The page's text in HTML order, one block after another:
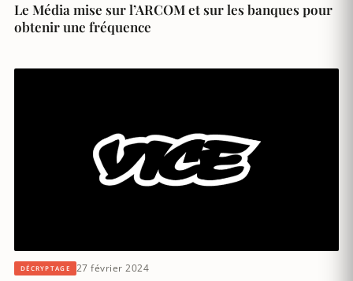
Le Média mise sur l’ARCOM et sur les banques pour
obtenir une fréquence
DÉCRYPTAGE 27 février 2024